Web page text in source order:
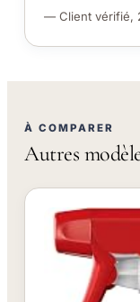
— Client vérifié,
À COMPARER
Autres